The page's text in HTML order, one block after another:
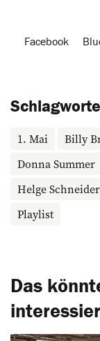
Facebook
Schlagworte
1. Mai Billy
Donna Summer
Helge Schneider
Playlist
Das